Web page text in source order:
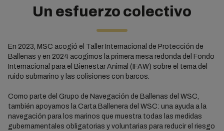
Un esfuerzo colectivo
En 2023, MSC acogió el Taller Internacional de Protección de
Ballenas y en 2024 acogimos la primera mesa redonda del Fondo
Internacional para el Bienestar Animal (IFAW) sobre el tema del
ruido submarino y las colisiones con barcos.
Como parte del Grupo de Navegación de Ballenas del WSC,
también apoyamos la Carta Ballenera del WSC: una ayuda a la
navegación para los marinos que muestra todas las medidas
gubernamentales obligatorias y voluntarias para reducir el riesgo